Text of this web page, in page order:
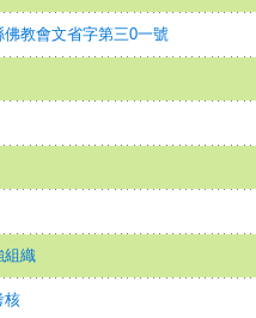
教會文省字第三0一號
組織
核